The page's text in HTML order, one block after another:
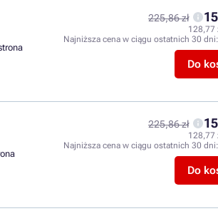
225,86 zł
128,77
Najniższa cena w ciągu ostatnich 30 dni:
Do
225,86 zł
128,77
Najniższa cena w ciągu ostatnich 30 dni:
Do